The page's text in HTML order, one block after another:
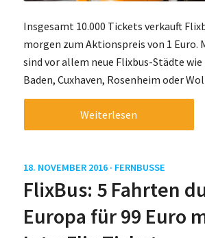
Insgesamt 10.000 Tickets verkauft
morgen zum Aktionspreis von 1 Euro.
sind vor allem neue Flixbus-Städte wie
Baden, Cuxhaven, Rosenheim oder
Weiterlesen
18. NOVEMBER 2016 · FERNBUSSE
FlixBus: 5 Fahrten
Europa für 99 Euro